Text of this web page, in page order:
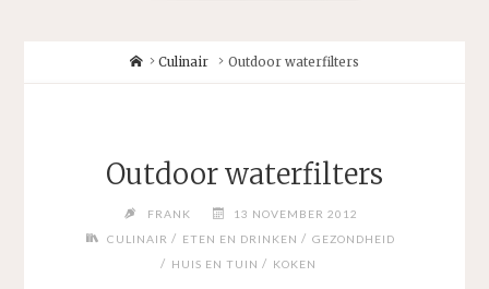
HomeCulinair Outdoor waterfilters
Outdoor waterfilters
FRANK
13 NOVEMBER 2012
CULINAIR / ETEN EN DRINKEN / GEZONDHEID
/ HUIS EN TUIN / KOKEN